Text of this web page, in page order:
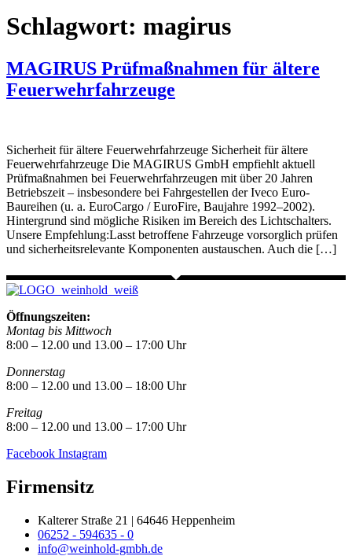
Schlagwort: magirus
MAGIRUS Prüfmaßnahmen für ältere
Feuerwehrfahrzeuge
Sicherheit für ältere Feuerwehrfahrzeuge Sicherheit für ältere
Feuerwehrfahrzeuge Die MAGIRUS GmbH empfiehlt aktuell
Prüfmaßnahmen bei Feuerwehrfahrzeugen mit über 20 Jahren
Betriebszeit – insbesondere bei Fahrgestellen der Iveco Euro-
Baureihen (u. a. EuroCargo / EuroFire, Baujahre 1992–2002).
Hintergrund sind mögliche Risiken im Bereich des Lichtschalters.
Unsere Empfehlung:Lasst betroffene Fahrzeuge vorsorglich prüfen
und sicherheitsrelevante Komponenten austauschen. Auch die […]
Öffnungszeiten:
Montag bis Mittwoch
8:00 – 12.00 und 13.00 – 17:00 Uhr
Donnerstag
8:00 – 12.00 und 13.00 – 18:00 Uhr
Freitag
8:00 – 12.00 und 13.00 – 17:00 Uhr
Facebook Instagram
Firmensitz
Kalterer Straße 21 | 64646 Heppenheim
06252 - 594635 - 0
info@weinhold-gmbh.de